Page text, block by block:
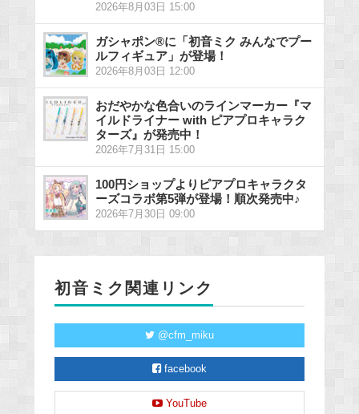
2026年8月03日 15:00
ガシャポン®に「初音ミク みんなでプー
ルフィギュア」が登場！
2026年8月03日 12:00
おだやかな色合いのラインマーカー『マ
イルドライナー with ピアプロキャラク
ターズ』が発売中！
2026年7月31日 15:00
100円ショップよりピアプロキャラクタ
ーズコラボ第5弾が登場！順次発売中♪
2026年7月30日 09:00
初音ミク関連リンク
@cfm_miku
facebook
YouTube